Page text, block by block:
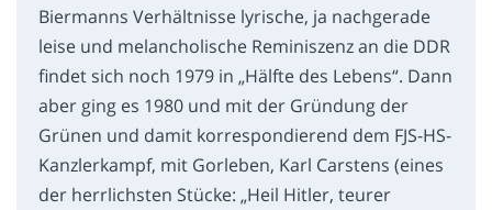
Biermanns Verhältnisse lyrische, ja nachgerade
leise und melancholische Reminiszenz an die DDR
findet sich noch 1979 in „Hälfte des Lebens“. Dann
aber ging es 1980 und mit der Gründung der
Grünen und damit korrespondierend dem FJS-HS-
Kanzlerkampf, mit Gorleben, Karl Carstens (eines
der herrlichsten Stücke: „Heil Hitler, teurer